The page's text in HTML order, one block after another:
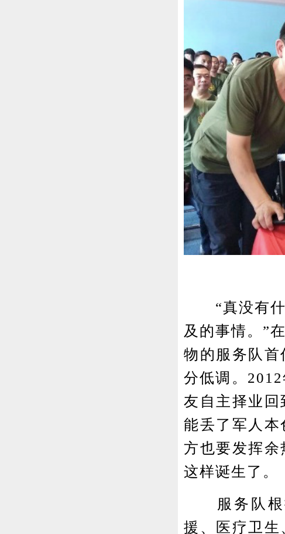
“真没有什
及的事情。”
物的服务队
分低调。
友自主择业回
能丢了军人
方也要发挥
这样诞生了。
服务队根
援、医疗卫生